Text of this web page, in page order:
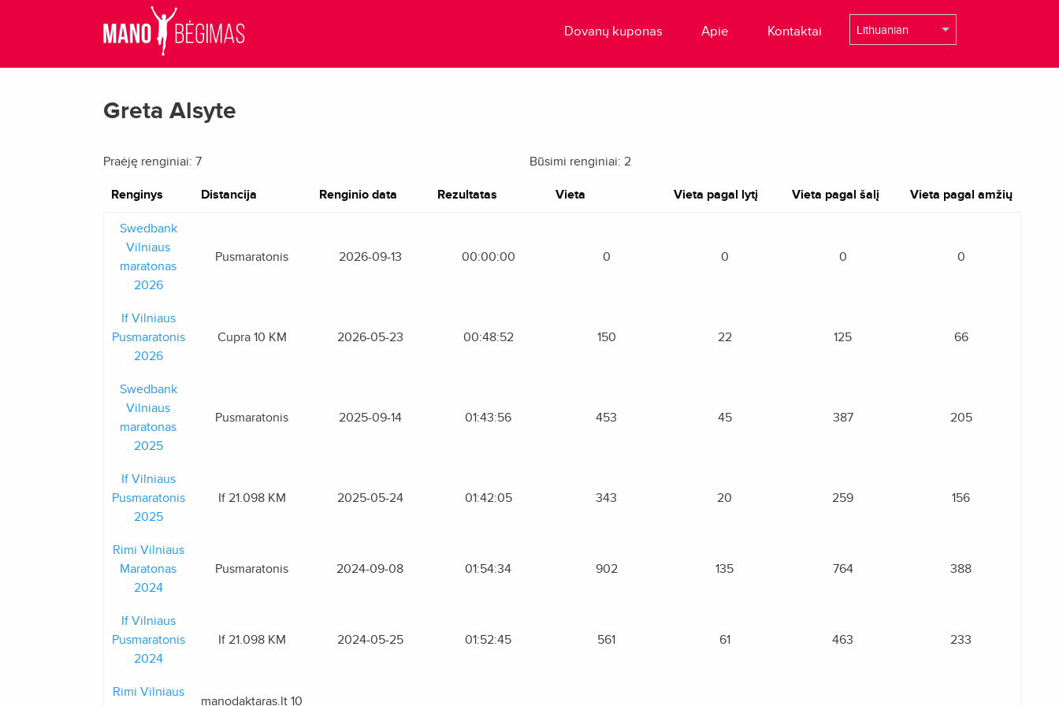
Dovanų kuponas Apie Kontaktai
Greta Alsyte
Praėję renginiai: 7 Būsimi renginiai: 2
Renginys Distancija Renginio data Rezultatas Vieta Vieta pagal lytį Vieta pagal šalį Vieta pagal amžių
Swedbank
Vilniaus
maratonas
2026
Pusmaratonis 2026-09-13 00:00:00 0 0 0 0
If Vilniaus
Pusmaratonis
2026
Cupra 10 KM 2026-05-23 00:48:52 150 22 125 66
Swedbank
Vilniaus
maratonas
2025
Pusmaratonis 2025-09-14 01:43:56 453 45 387 205
If Vilniaus
Pusmaratonis
2025
If 21.098 KM 2025-05-24 01:42:05 343 20 259 156
Rimi Vilniaus
Maratonas
2024
Pusmaratonis 2024-09-08 01:54:34 902 135 764 388
If Vilniaus
Pusmaratonis
2024
If 21.098 KM 2024-05-25 01:52:45 561 61 463 233
Rimi Vilniaus
manodaktaras.lt 10